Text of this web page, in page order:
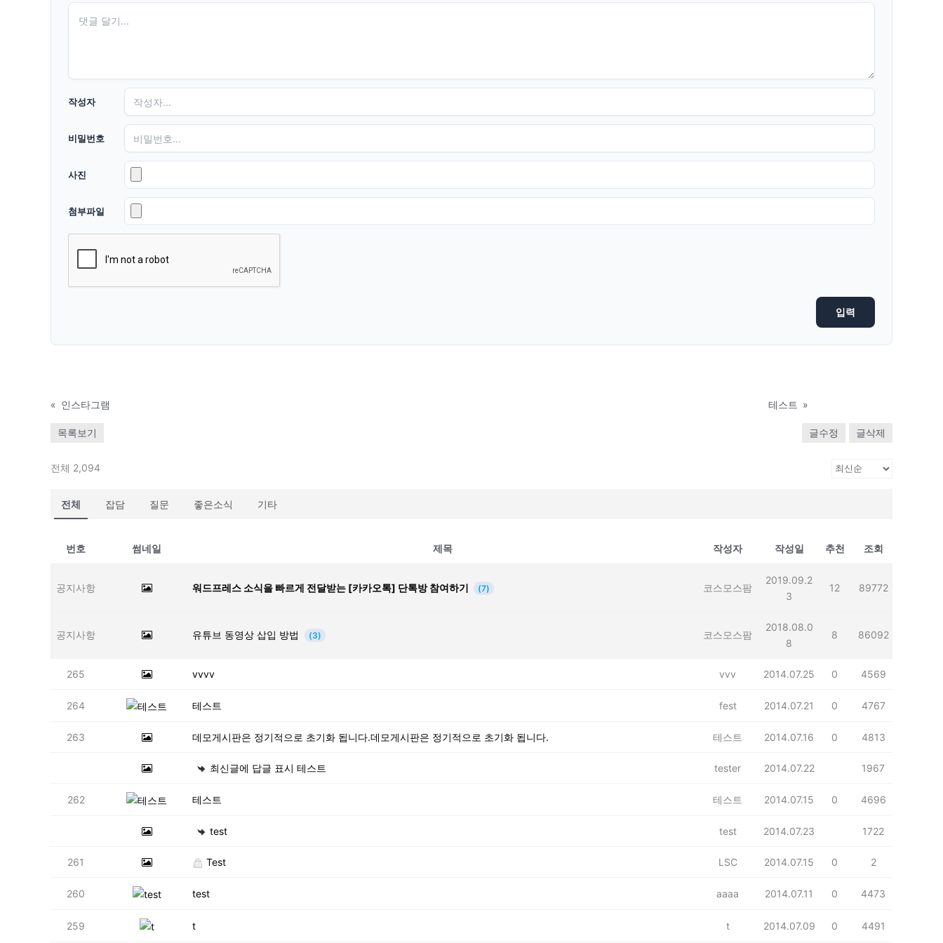
작성자
비밀번호
사진
첨부파일
« 인스타그램 테스트 »
목록보기 글수정 글삭제
전체 2,094
전체 잡담 질문 좋은소식 기타
번호 썸네일 제목 작성자 작성일 추천 조회
공지사항 워드프레스 소식을 빠르게 전달받는 [카카오톡] 단톡방 참여하기 (7) 코스모스팜
2019.09.2
3
12 89772
공지사항 유튜브 동영상 삽입 방법 (3) 코스모스팜
2018.08.0
8
8 86092
265 vvvv vvv 2014.07.25 0 4569
264 테스트 fest 2014.07.21 0 4767
263 데모게시판은 정기적으로 초기화 됩니다.데모게시판은 정기적으로 초기화 됩니다. 테스트 2014.07.16 0 4813
최신글에 답글 표시 테스트 tester 2014.07.22 1967
262 테스트 테스트 2014.07.15 0 4696
test test 2014.07.23 1722
261 Test LSC 2014.07.15 0 2
260 test aaaa 2014.07.11 0 4473
259 t t 2014.07.09 0 4491